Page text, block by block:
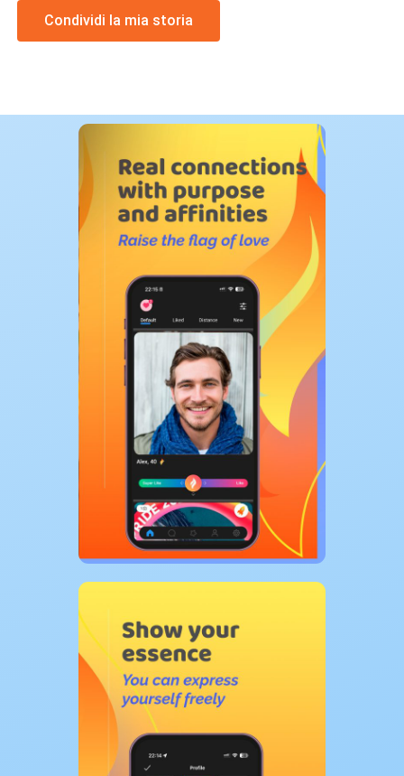
Condividi la mia storia